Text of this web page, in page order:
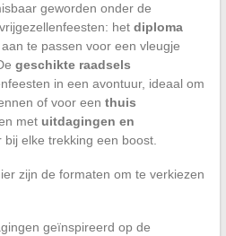
geworden onder de
het diploma
, aan te passen voor een vleugje
geschikte raadsels
in een avontuur, ideaal om
of voor een thuis
met uitdagingen en
elke trekking een boost.
zijn de formaten om te verkiezen
geïnspireerd op de